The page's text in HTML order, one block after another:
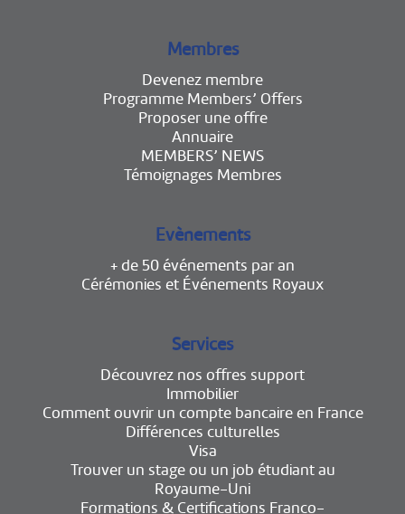
Membres
Devenez membre
Programme Members’ Offers
Proposer une offre
Annuaire
MEMBERS’ NEWS
Témoignages Membres
Evènements
+ de 50 événements par an
Cérémonies et Événements Royaux
Services
Découvrez nos offres support
Immobilier
Comment ouvrir un compte bancaire en France
Différences culturelles
Visa
Trouver un stage ou un job étudiant au
Royaume-Uni
Formations & Certifications Franco-